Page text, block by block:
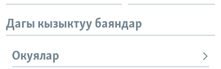
Дагы кызыктуу баяндар
Окуялар